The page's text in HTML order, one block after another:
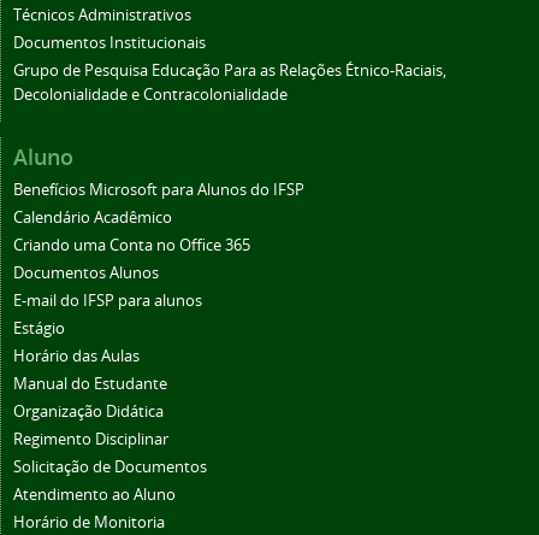
Técnicos Administrativos
Documentos Institucionais
Grupo de Pesquisa Educação Para as Relações Étnico-Raciais,
Decolonialidade e Contracolonialidade
Aluno
Benefícios Microsoft para Alunos do IFSP
Calendário Acadêmico
Criando uma Conta no Office 365
Documentos Alunos
E-mail do IFSP para alunos
Estágio
Horário das Aulas
Manual do Estudante
Organização Didática
Regimento Disciplinar
Solicitação de Documentos
Atendimento ao Aluno
Horário de Monitoria